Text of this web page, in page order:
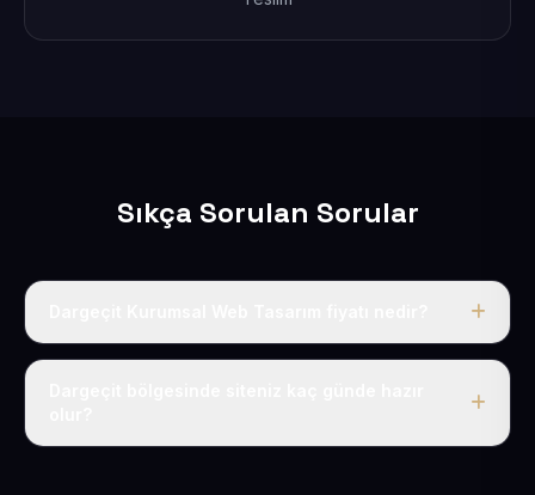
Sıkça Sorulan Sorular
Tek fiyat uygulanır: yıllık 50 USD + KDV. Bu bedele alan